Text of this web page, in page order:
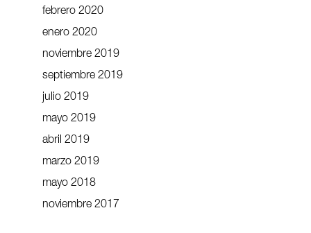
febrero 2020
enero 2020
noviembre 2019
septiembre 2019
julio 2019
mayo 2019
abril 2019
marzo 2019
mayo 2018
noviembre 2017